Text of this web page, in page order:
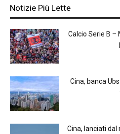
Notizie Più Lette
Calcio Serie B
Cina, banca
Cina, lanciati